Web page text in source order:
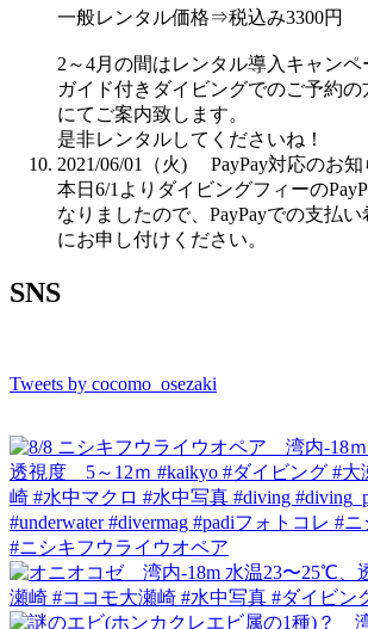
一般レンタル価格⇒税込み3300円
2～4月の間はレンタル導入キャンペ
ガイド付きダイビングでのご予約の
にてご案内致します。
是非レンタルしてくださいね！
2021/06/01（火)
PayPay対応のお
本日6/1よりダイビングフィーの
なりましたので、PayPayでの支払
にお申し付けください。
SNS
Tweets by cocomo_osezaki